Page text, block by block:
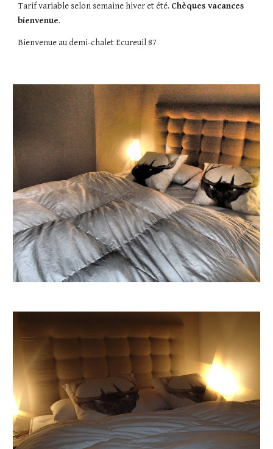
Tarif variable selon semaine hiver et été. Chèques vacances
bienvenue.
Bienvenue au demi-chalet Ecureuil 87